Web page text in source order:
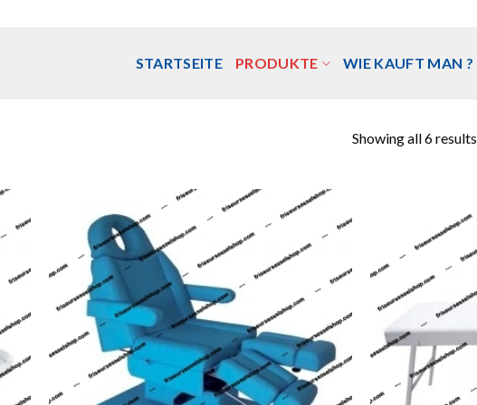
STARTSEITE PRODUKTE WIE KAUFT MAN ?
Showing all 6 results